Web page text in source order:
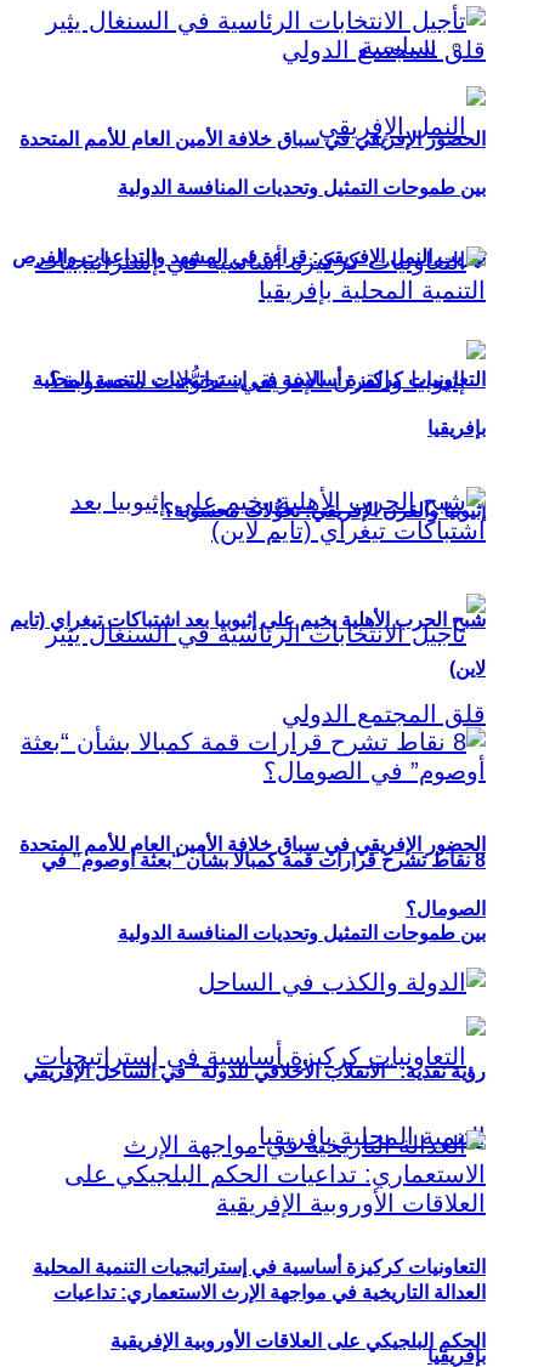
سياسية
تهريب النمل الإفريقي: قراءة في المشهد والتداعيات والفرص
إثيوبيا والقرن الإفريقي: تحوُّلات محسوبة؟
الحضور الإفريقي في سباق خلافة الأمين العام للأمم المتحدة
بين طموحات التمثيل وتحديات المنافسة الدولية
التعاونيات كركيزة أساسية في إستراتيجيات التنمية المحلية
بإفريقيا
الحضور الإفريقي في سباق خلافة الأمين العام للأمم المتحدة
بين طموحات التمثيل وتحديات المنافسة الدولية
التعاونيات كركيزة أساسية في إستراتيجيات التنمية المحلية
بإفريقيا
شبح الحرب الأهلية يخيم على إثيوبيا بعد اشتباكات تيغراي (تايم
لاين)
8 نقاط تشرح قرارات قمة كمبالا بشأن “بعثة أوصوم” في
الصومال؟
رؤية نقدية: “الانقلاب الأخلاقي للدولة” في الساحل الإفريقي
العدالة التاريخية في مواجهة الإرث الاستعماري: تداعيات
الحكم البلجيكي على العلاقات الأوروبية الإفريقية